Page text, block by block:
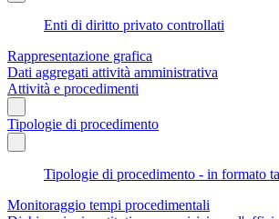
Enti di diritto privato controllati
Rappresentazione grafica
Dati aggregati attività amministrativa
Attività e procedimenti
Tipologie di procedimento
Tipologie di procedimento - in formato
Monitoraggio tempi procedimentali